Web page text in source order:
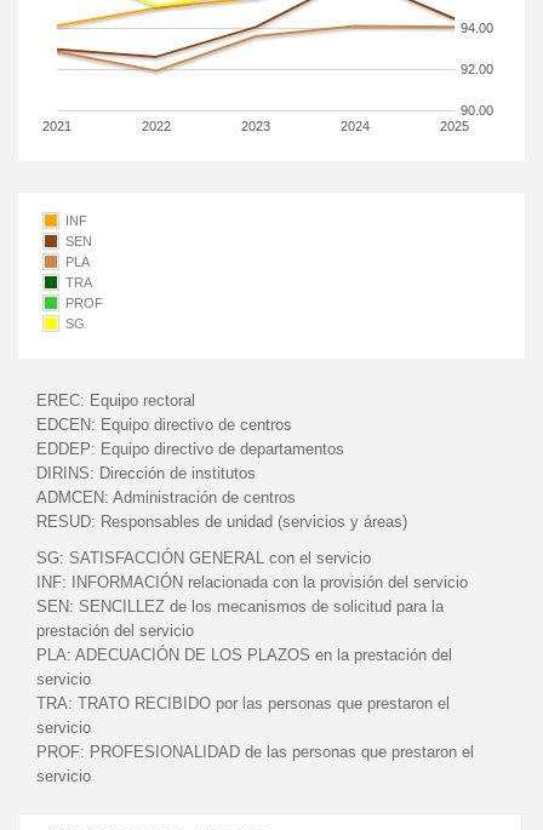
2021 2022 2023 2024 2025
90.00
92.00
94.00
INF
SEN
PLA
TRA
PROF
SG
EREC: Equipo rectoral
EDCEN: Equipo directivo de centros
EDDEP: Equipo directivo de departamentos
DIRINS: Dirección de institutos
ADMCEN: Administración de centros
RESUD: Responsables de unidad (servicios y áreas)
SG: SATISFACCIÓN GENERAL con el servicio
INF:
INFORMACIÓN relacionada con la provisión del servicio
SEN: SENCILLEZ de los mecanismos de solicitud para la
prestación del servicio
PLA: ADECUACIÓN DE LOS PLAZOS en la prestación del
servicio
TRA: TRATO RECIBIDO por las personas que prestaron el
servicio
PROF: PROFESIONALIDAD de las personas que prestaron el
servicio